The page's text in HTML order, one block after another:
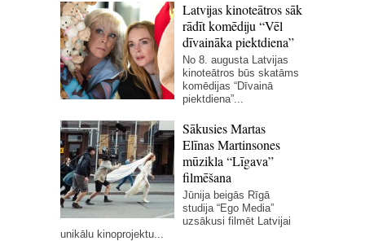
Latvijas kinoteātros sāk
rādīt komēdiju “Vēl
dīvaināka piektdiena”
No 8. augusta Latvijas
kinoteātros būs skatāms
komēdijas “Dīvainā
piektdiena”...
Sākusies Martas
Elīnas Martinsones
mūzikla “Līgava”
filmēšana
Jūnija beigās Rīgā
studija “Ego Media”
uzsākusi filmēt Latvijai
unikālu kinoprojektu...